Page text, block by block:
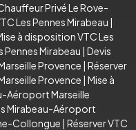
Privé Le Rove-
Les Pennes Mirabeau |
à disposition VTC Les
Pennes Mirabeau | Devis
Provence | Réserver
Provence | Mise à
Aéroport Marseille
Mirabeau-Aéroport
Collongue | Réserver VTC